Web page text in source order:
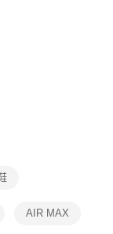
「AFTEE先享後付」
，可透過四大超商／
。
示為準，若有關於
「AFTEE先享後付
home
後付」服務完成之交
AIR MAX